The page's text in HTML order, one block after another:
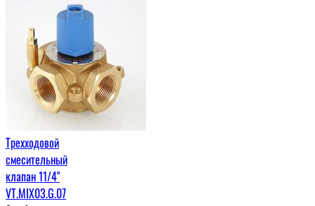
Трехходовой
смесительный
клапан 11/4"
VT.MIX03.G.07